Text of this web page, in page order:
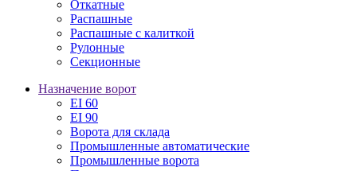
Откатные
Распашные
Распашные с калиткой
Рулонные
Секционные
Назначение ворот
EI 60
EI 90
Ворота для склада
Промышленные автоматические
Промышленные ворота